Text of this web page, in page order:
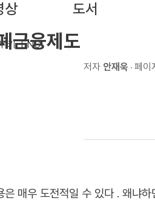
상 도서
ENG
금융제도
저자 안재욱 페이
은 매우 도전적일 수 있다 . 왜냐